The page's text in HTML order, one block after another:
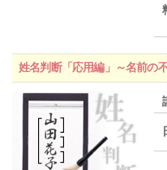
姓名判断「応用編」～名前の